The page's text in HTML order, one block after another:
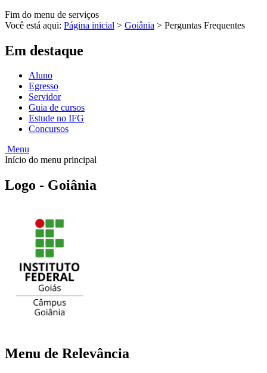
Fim do menu de serviços
Você está aqui: Página inicial > Goiânia > Perguntas Frequentes
Em destaque
Aluno
Egresso
Servidor
Guia de cursos
Estude no IFG
Concursos
Menu
Início do menu principal
Logo - Goiânia
Menu de Relevância